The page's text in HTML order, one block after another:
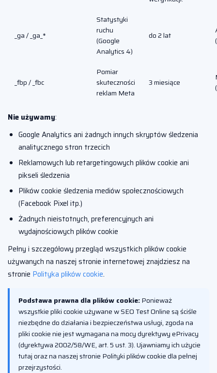
_ga / _ga_*
Statystyki
ruchu
(Google
Analytics 4)
do 2 lat
_fbp / _fbc
Pomiar
skuteczności
reklam Meta
3 miesiące
Nie używamy:
Google Analytics ani żadnych innych skryptów śledzenia
analitycznego stron trzecich
Reklamowych lub retargetingowych plików cookie ani
pikseli śledzenia
Plików cookie śledzenia mediów społecznościowych
(Facebook Pixel itp.)
Żadnych nieistotnych, preferencyjnych ani
wydajnościowych plików cookie
Pełny i szczegółowy przegląd wszystkich plików cookie
używanych na naszej stronie internetowej znajdziesz na
stronie Polityka plików cookie.
Podstawa prawna dla plików cookie:Ponieważ
wszystkie pliki cookie używane w SEO Test Online są ściśle
niezbędne do działania i bezpieczeństwa usługi, zgoda na
pliki cookie nie jest wymagana na mocy dyrektywy ePrivacy
(dyrektywa 2002/58/WE, art. 5 ust. 3). Ujawniamy ich użycie
tutaj oraz na naszej stronie Polityki plików cookie dla pełnej
przejrzystości.